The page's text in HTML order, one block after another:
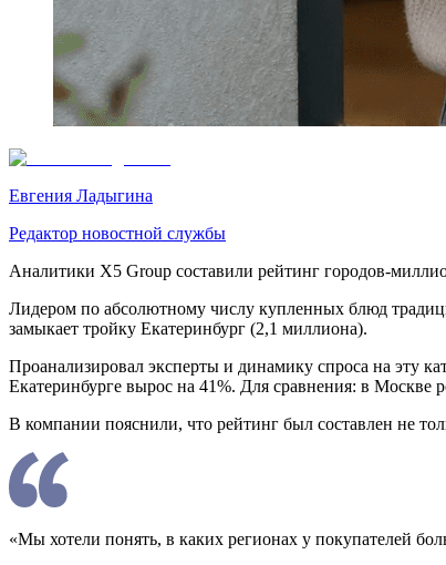
Евгения Ладыгина
Редактор новостной службы
Аналитики X5 Group составили рейтинг городов-
Лидером по абсолютному числу купленных блюд
замыкает тройку Екатеринбург (2,1 миллиона).
Проанализировал эксперты и динамику спроса на эту
Екатеринбурге вырос на 41%. Для сравнения: в
В компании пояснили, что рейтинг был составлен не
«Мы хотели понять, в каких регионах у покупателей